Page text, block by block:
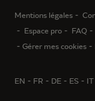
Mentions légales
Espace pro
FAQ
Gérer mes cookies
EN FR DE ES IT